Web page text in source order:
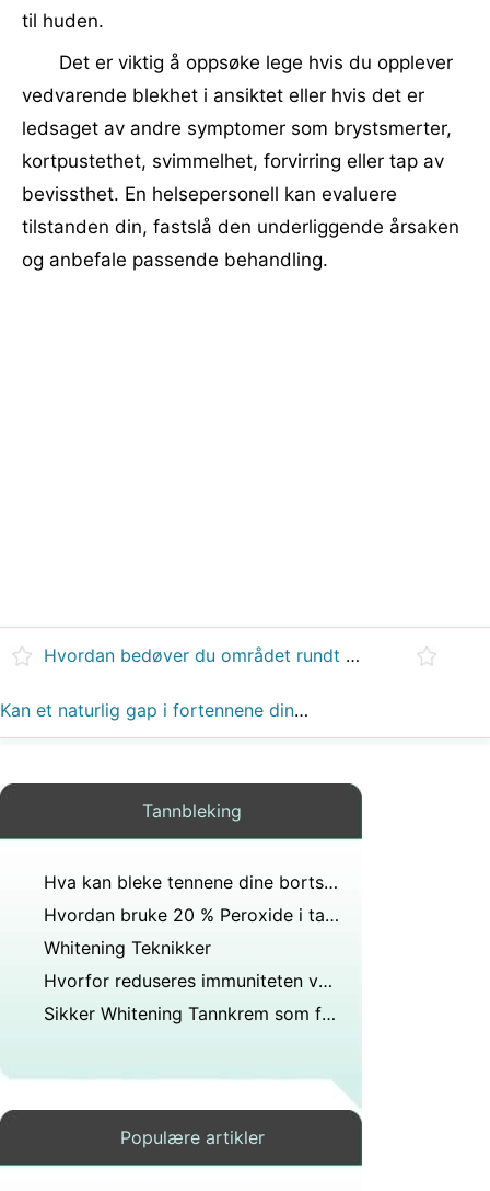
til huden.
Det er viktig å oppsøke lege hvis du opplever
vedvarende blekhet i ansiktet eller hvis det er
ledsaget av andre symptomer som brystsmerter,
kortpustethet, svimmelhet, forvirring eller tap av
bevissthet. En helsepersonell kan evaluere
tilstanden din, fastslå den underliggende årsaken
og anbefale passende behandling.
Hvordan bedøver du området rundt tann før injeksjon?
Kan et naturlig gap i fortennene dine forårsake hjerneskade hvis det fjernes det er et stykke hud der?
Tannbleking
Hva kan bleke tennene dine bortsett fra hvite strimler?
Hvordan bruke 20 % Peroxide i tannpuss
Whitening Teknikker
Hvorfor reduseres immuniteten ved tanndannelse?
Sikker Whitening Tannkrem som fungerer på Svake tannemaljen
Populære artikler